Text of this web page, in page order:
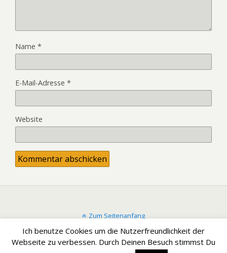
Name *
E-Mail-Adresse *
Website
Zum Seitenanfang
Mobil Desktop
Ich benutze Cookies um die Nutzerfreundlichkeit der
Webseite zu verbessen. Durch Deinen Besuch stimmst Du